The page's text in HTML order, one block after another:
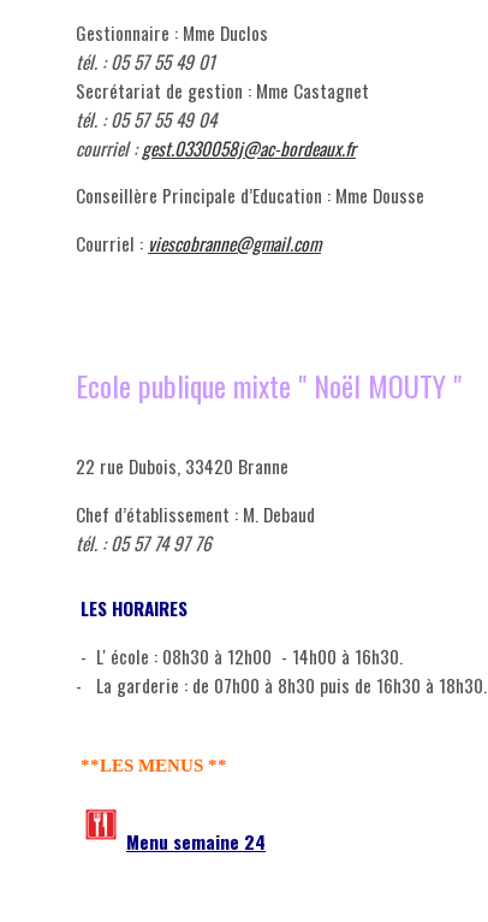
Gestionnaire : Mme Duclos
tél. : 05 57 55 49 01
Secrétariat de gestion : Mme Castagnet
tél. : 05 57 55 49 04
courriel :gest.0330058j@ac-bordeaux.fr
Conseillère Principale d’Education : Mme Dousse
Courriel : viescobranne@gmail.com
Ecole publique mixte " Noël MOUTY "
22 rue Dubois, 33420 Branne
Chef d’établissement : M. Debaud
tél. : 05 57 74 97 76
LES HORAIRES
- L' école : 08h30 à 12h00 - 14h00 à 16h30.
- La garderie : de 07h00 à 8h30 puis de 16h30 à 18h30.
**LES MENUS **
Menu semaine 24